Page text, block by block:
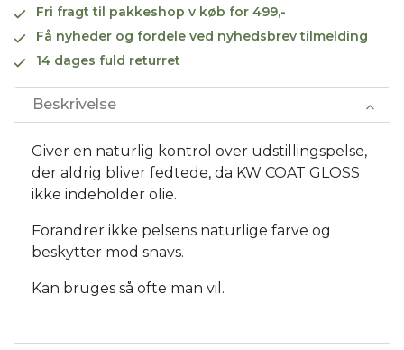
Fri fragt til pakkeshop v køb for 499,-
Få nyheder og fordele ved nyhedsbrev tilmelding
14 dages fuld returret
Beskrivelse
Giver en naturlig kontrol over udstillingspelse,
der aldrig bliver fedtede, da KW COAT GLOSS
ikke indeholder olie.
Forandrer ikke pelsens naturlige farve og
beskytter mod snavs.
Kan bruges så ofte man vil.